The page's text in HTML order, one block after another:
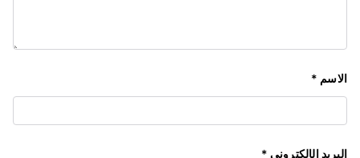
الاسم *
البريد الإلكتروني *